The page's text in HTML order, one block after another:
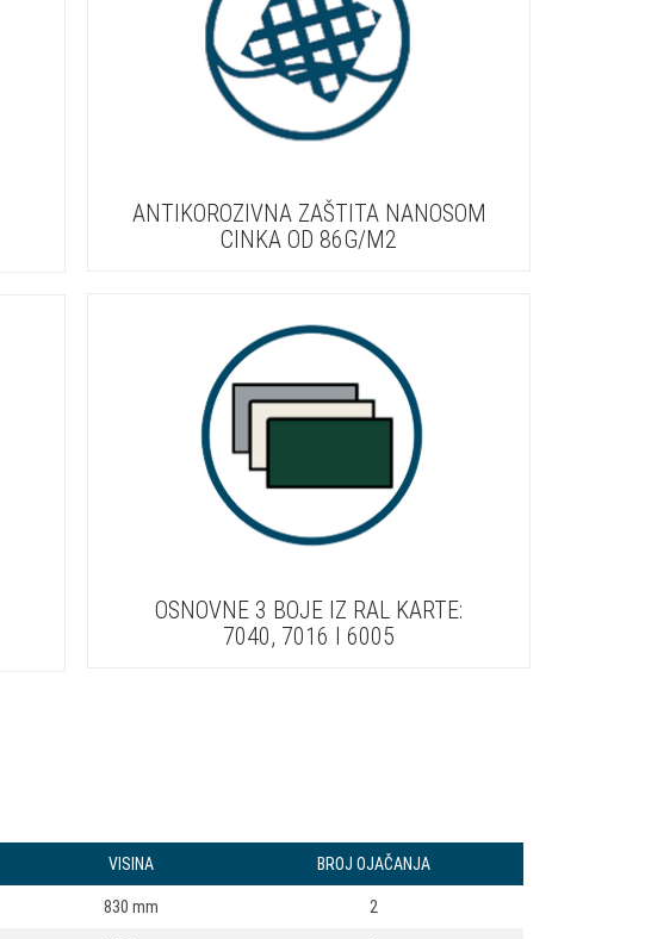
ANTIKOROZIVNA ZAŠTITA NANOSOM
CINKA OD 86G/M2
OSNOVNE 3 BOJE IZ RAL KARTE:
7040, 7016 I 6005
VISINA BROJ OJAČANJA
830 mm 2